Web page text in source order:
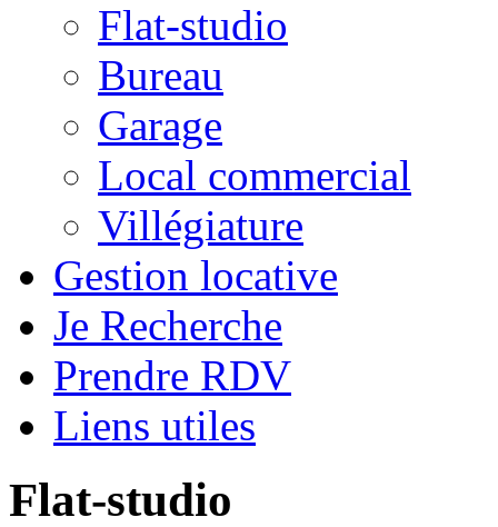
Flat-studio
Bureau
Garage
Local commercial
Villégiature
Gestion locative
Je Recherche
Prendre RDV
Liens utiles
Flat-studio